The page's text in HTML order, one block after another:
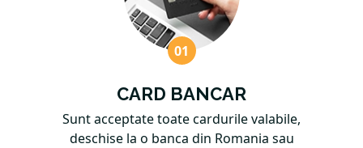
CARD BANCAR
Sunt acceptate toate cardurile valabile,
deschise la o banca din Romania sau